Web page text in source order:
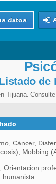
datos
Listado de
Tijuana.
Cáncer,
Mobbing
Orientacion